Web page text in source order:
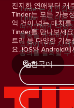
진지한 연애부터 캐
Tinder는 모든 가능
억 건이 넘는 매치
Tinder를 만나보세
트리 등 다양한 기
요. iOS와 Android
한국어
Tinder는 개인정
Tinder 파트너는
여러분에게 다양
활동을 개선하기
업체에 대한 자세
동의를 철회할 수